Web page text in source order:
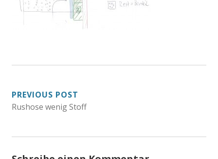
BEITRAGSNAVIGATION
PREVIOUS POST
Rushose wenig Stoff